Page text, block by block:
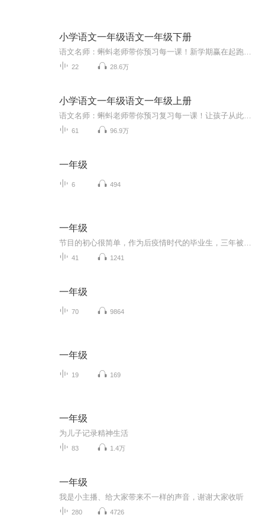
小学语文一年级语文一年级下册
22 28.6万
小学语文一年级语文一年级上册
61 96.9万
一年级
6 494
一年级
41 1241
一年级
70 9864
一年级
19 169
一年级
为儿子记录精神生活
83 1.4万
一年级
我是小主播、给大家带来不一样的声音，谢谢大家收听
280 4726